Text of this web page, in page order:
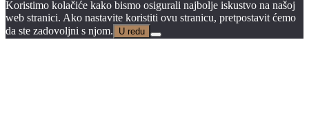
Koristimo kolačiće kako bismo osigurali najbolje iskustvo na našoj
web stranici. Ako nastavite koristiti ovu stranicu, pretpostavit ćemo
da ste zadovoljni s njom.
U redu